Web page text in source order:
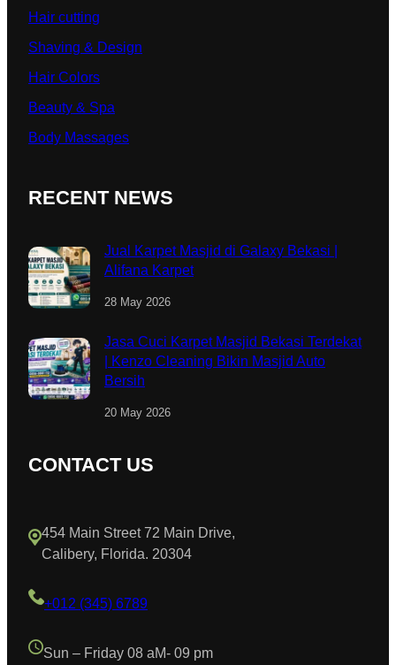
Hair cutting
Shaving & Design
Hair Colors
Beauty & Spa
Body Massages
RECENT NEWS
Jual Karpet Masjid di Galaxy Bekasi |
Alifana Karpet
28 May 2026
Jasa Cuci Karpet Masjid Bekasi Terdekat
| Kenzo Cleaning Bikin Masjid Auto
Bersih
20 May 2026
CONTACT US
454 Main Street 72 Main Drive,
Calibery, Florida. 20304
+012 (345) 6789
Sun – Friday 08 aM- 09 pm